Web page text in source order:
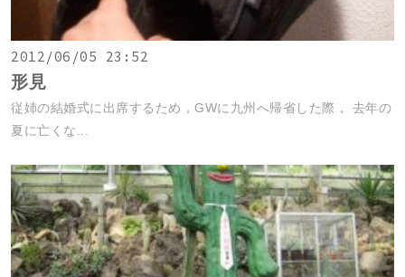
2012/06/05 23:52
形見
従姉の結婚式に出席するため，GWに九州へ帰省した際， 去年の
夏に亡くな...